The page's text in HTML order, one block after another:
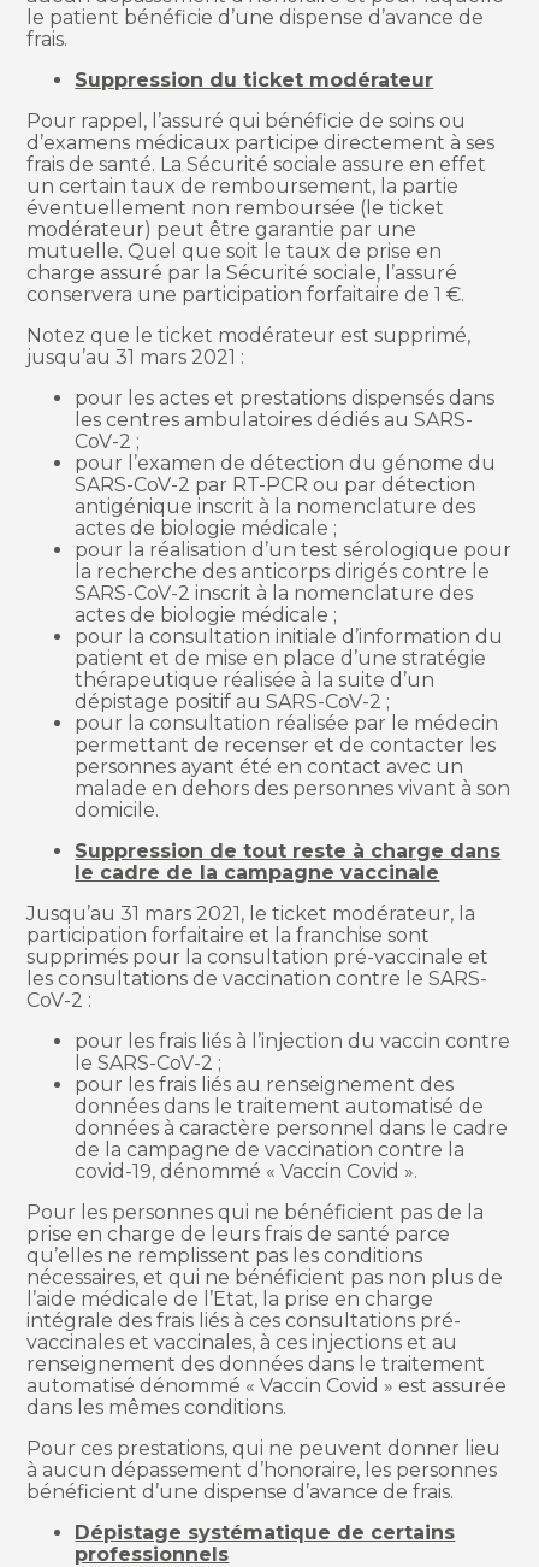
le patient bénéficie d’une dispense d’avance de
frais.
Suppression du ticket modérateur
Pour rappel, l’assuré qui bénéficie de soins ou
d’examens médicaux participe directement à ses
frais de santé. La Sécurité sociale assure en effet
un certain taux de remboursement, la partie
éventuellement non remboursée (le ticket
modérateur) peut être garantie par une
mutuelle. Quel que soit le taux de prise en
charge assuré par la Sécurité sociale, l’assuré
conservera une participation forfaitaire de 1 €.
Notez que le ticket modérateur est supprimé,
jusqu’au 31 mars 2021 :
pour les actes et prestations dispensés dans
les centres ambulatoires dédiés au SARS-
CoV-2 ;
pour l’examen de détection du génome du
SARS-CoV-2 par RT-PCR ou par détection
antigénique inscrit à la nomenclature des
actes de biologie médicale ;
pour la réalisation d’un test sérologique pour
la recherche des anticorps dirigés contre le
SARS-CoV-2 inscrit à la nomenclature des
actes de biologie médicale ;
pour la consultation initiale d’information du
patient et de mise en place d’une stratégie
thérapeutique réalisée à la suite d’un
dépistage positif au SARS-CoV-2 ;
pour la consultation réalisée par le médecin
permettant de recenser et de contacter les
personnes ayant été en contact avec un
malade en dehors des personnes vivant à son
domicile.
Suppression de tout reste à charge dans
le cadre de la campagne vaccinale
Jusqu’au 31 mars 2021, le ticket modérateur, la
participation forfaitaire et la franchise sont
supprimés pour la consultation pré-vaccinale et
les consultations de vaccination contre le SARS-
CoV-2 :
pour les frais liés à l’injection du vaccin contre
le SARS-CoV-2 ;
pour les frais liés au renseignement des
données dans le traitement automatisé de
données à caractère personnel dans le cadre
de la campagne de vaccination contre la
covid-19, dénommé « Vaccin Covid ».
Pour les personnes qui ne bénéficient pas de la
prise en charge de leurs frais de santé parce
qu’elles ne remplissent pas les conditions
nécessaires, et qui ne bénéficient pas non plus de
l’aide médicale de l’Etat, la prise en charge
intégrale des frais liés à ces consultations pré-
vaccinales et vaccinales, à ces injections et au
renseignement des données dans le traitement
automatisé dénommé « Vaccin Covid » est assurée
dans les mêmes conditions.
Pour ces prestations, qui ne peuvent donner lieu
à aucun dépassement d’honoraire, les personnes
bénéficient d’une dispense d’avance de frais.
Dépistage systématique de certains
professionnels